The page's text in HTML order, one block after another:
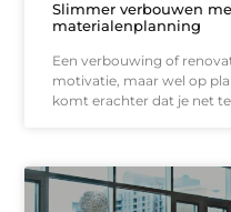
Slimmer verbouwen
materialenplanning
Een verbouwing of
motivatie, maar wel op
komt erachter dat je net